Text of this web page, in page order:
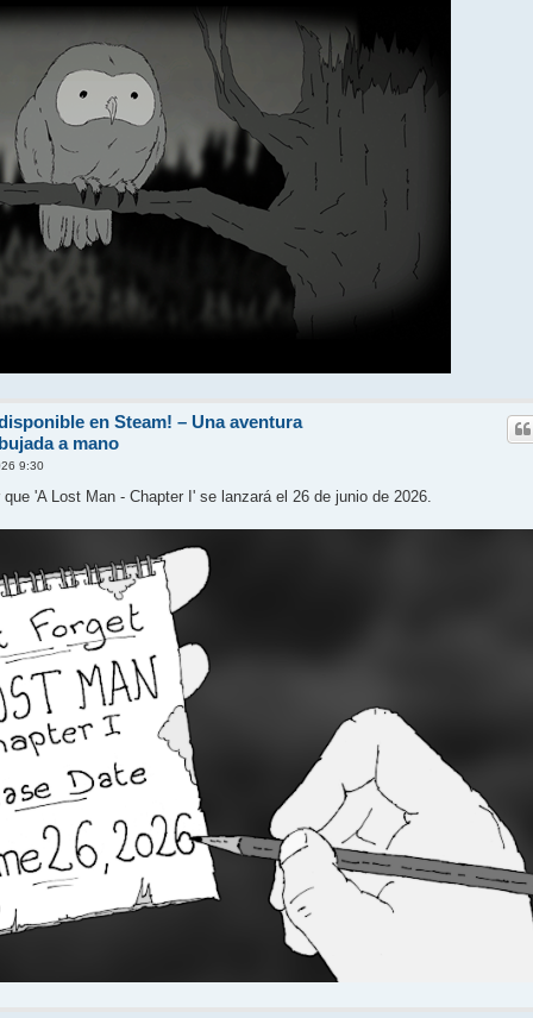
en Steam! – Una aventura
a mano
9:30
'A Lost Man - Chapter I' se lanzará el 26 de junio de 2026.